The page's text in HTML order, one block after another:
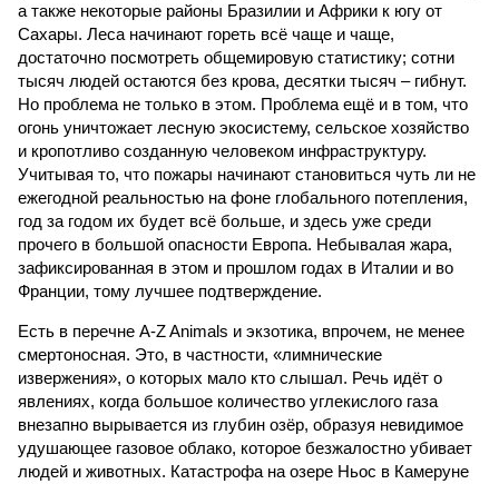
а также некоторые районы Бразилии и Африки к югу от
Сахары. Леса начинают гореть всё чаще и чаще,
достаточно посмотреть общемировую статистику; сотни
тысяч людей остаются без крова, десятки тысяч – гибнут.
Но проблема не только в этом. Проблема ещё и в том, что
огонь уничтожает лесную экосистему, сельское хозяйство
и кропотливо созданную человеком инфраструктуру.
Учитывая то, что пожары начинают становиться чуть ли не
ежегодной реальностью на фоне глобального потепления,
год за годом их будет всё больше, и здесь уже среди
прочего в большой опасности Европа. Небывалая жара,
зафиксированная в этом и прошлом годах в Италии и во
Франции, тому лучшее подтверждение.
Есть в перечне A-Z Animals и экзотика, впрочем, не менее
смертоносная. Это, в частности, «лимнические
извержения», о которых мало кто слышал. Речь идёт о
явлениях, когда большое количество углекислого газа
внезапно вырывается из глубин озёр, образуя невидимое
удушающее газовое облако, которое безжалостно убивает
людей и животных. Катастрофа на озере Ньос в Камеруне